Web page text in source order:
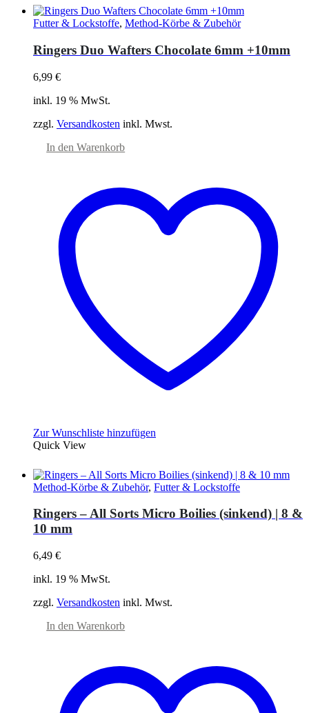
Futter & Lockstoffe, Method-Körbe & Zubehör
Ringers Duo Wafters Chocolate 6mm +10mm
6,99 €
inkl. 19 % MwSt.
zzgl. Versandkosten inkl. Mwst.
In den Warenkorb
Zur Wunschliste hinzufügen
Quick View
Method-Körbe & Zubehör, Futter & Lockstoffe
Ringers – All Sorts Micro Boilies (sinkend) | 8 &
10 mm
6,49 €
inkl. 19 % MwSt.
zzgl. Versandkosten inkl. Mwst.
In den Warenkorb